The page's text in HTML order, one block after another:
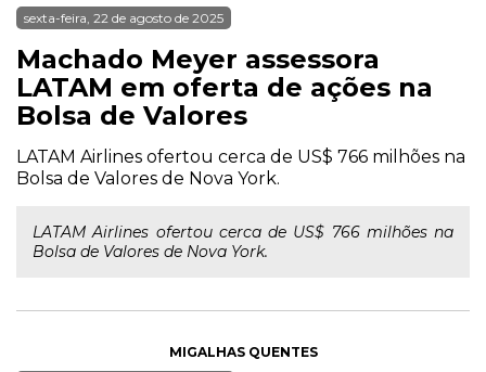
sexta-feira, 22 de agosto de 2025
Machado Meyer assessora
LATAM em oferta de ações na
Bolsa de Valores
LATAM Airlines ofertou cerca de US$ 766 milhões na
Bolsa de Valores de Nova York.
LATAM Airlines ofertou cerca de US$ 766 milhões na
Bolsa de Valores de Nova York.
MIGALHAS QUENTES